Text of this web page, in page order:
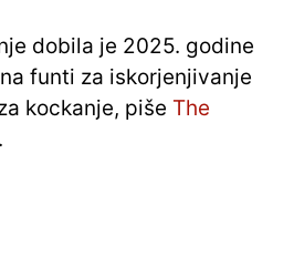
dobila je 2025. godine
funti za iskorjenjivanje
kockanje, piše The
.